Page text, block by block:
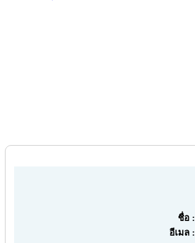
ชื่อ :
อีเมล :